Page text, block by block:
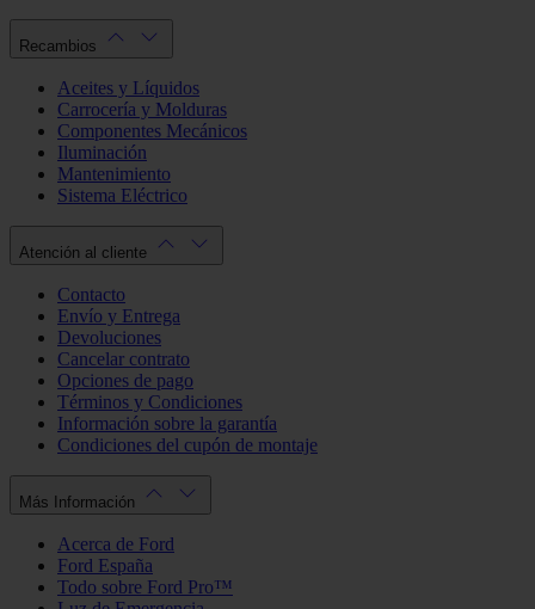
Recambios
Aceites y Líquidos
Carrocería y Molduras
Componentes Mecánicos
Iluminación
Mantenimiento
Sistema Eléctrico
Atención al cliente
Contacto
Envío y Entrega
Devoluciones
Cancelar contrato
Opciones de pago
Términos y Condiciones
Información sobre la garantía
Condiciones del cupón de montaje
Más Información
Acerca de Ford
Ford España
Todo sobre Ford Pro™